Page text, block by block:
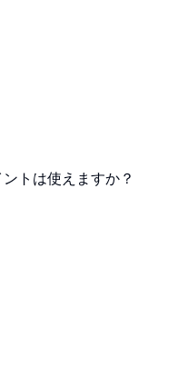
トは使えますか？